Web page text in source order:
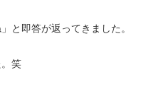
と即答が返ってきました。
笑